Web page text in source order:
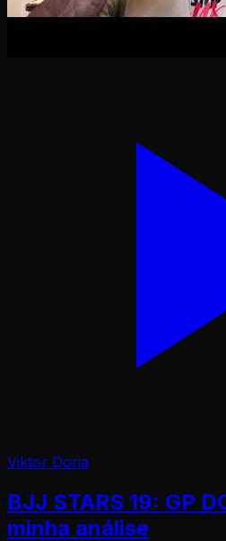
Viktor Doria
BJJ STARS 19: GP
minha análise